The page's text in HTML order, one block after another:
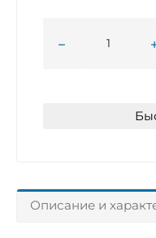
Описание и